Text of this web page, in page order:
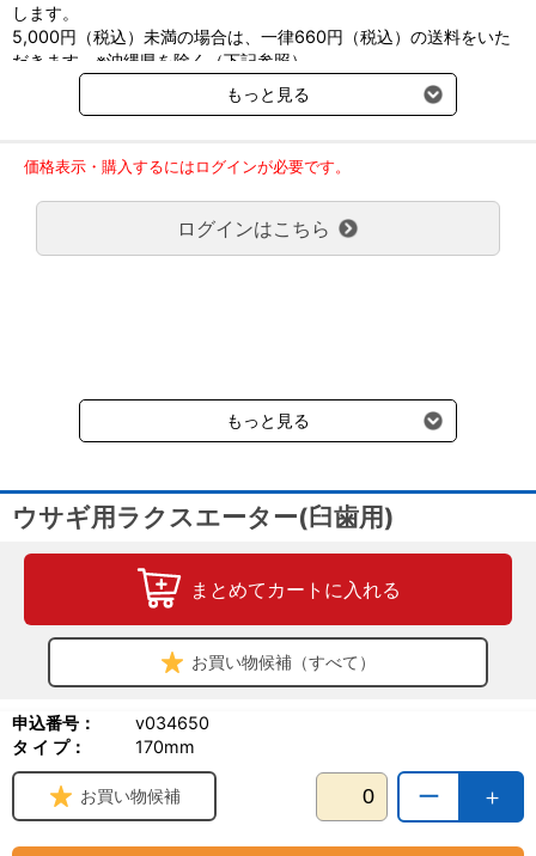
します。
5,000円（税込）未満の場合は、一律660円（税込）の送料をいた
だきます。※沖縄県を除く（下記参照）
※2017年11月14日（火）より沖縄県へのお届けにつきましては、1
回のご注文金額（税込）が、30,000円以上で配送無料となります。
ご了承のほどよろしくお願い致します。
弊社都合でお届けが２回以上に分かれる場合の送料負担は、１回分
のみで新たな送料は発生しません。
大型商品送料が必要な商品をご注文の場合は、大型商品送料のみご
負担頂きます。
受けます。
もっと見る
価格表示・購入するにはログインが必要です。
ログインはこちら
もっと見る
ウサギ用ラクスエーター(臼歯用)
まとめてカートに入れる
お買い物候補（すべて）
申込番号：
v034650
タ イ プ：
170mm
＋
ー
お買い物候補